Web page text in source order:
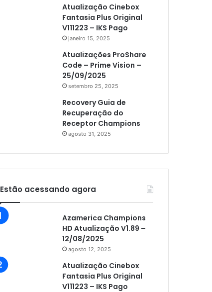
Atualização Cinebox
Fantasia Plus Original
V111223 – IKS Pago
janeiro 15, 2025
Atualizações ProShare
Code – Prime Vision –
25/09/2025
setembro 25, 2025
Recovery Guia de
Recuperação do
Receptor Champions
agosto 31, 2025
Estão acessando agora
Azamerica Champions
HD Atualização V1.89 –
12/08/2025
agosto 12, 2025
Atualização Cinebox
Fantasia Plus Original
V111223 – IKS Pago